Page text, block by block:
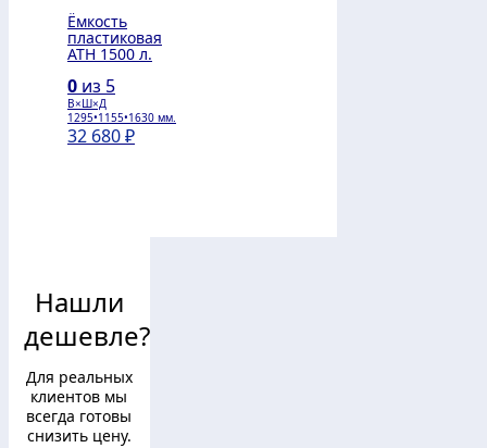
Ёмкость
пластиковая
АТH 1500 л.
0 из 5
В×Ш×Д
1295•1155•1630 мм.
32 680₽
Нашли
дешевле?
Для реальных
клиентов мы
всегда готовы
снизить цену.